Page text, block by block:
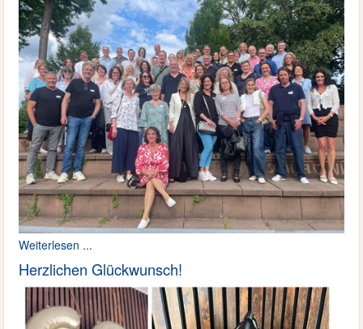
Weiterlesen ...
Herzlichen Glückwunsch!